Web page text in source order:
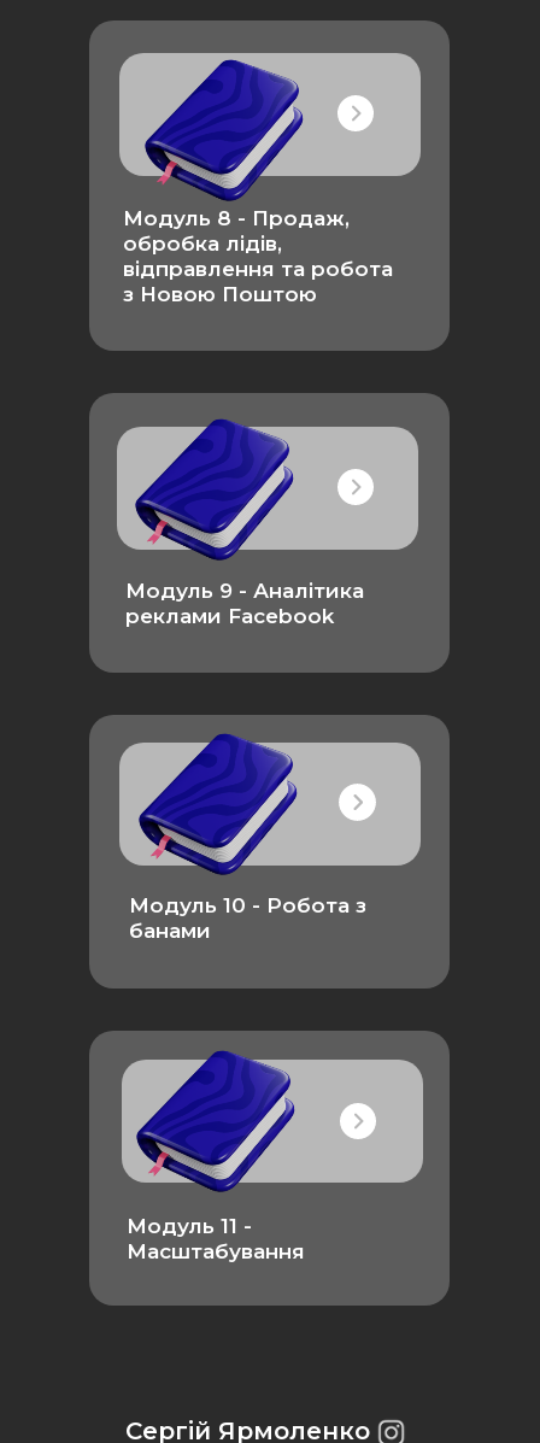
Модуль 8 - Продаж,
обробка лідів,
відправлення та робота
з Новою Поштою
Модуль 9 - Аналітика
реклами Facebook
Модуль 10 - Робота з
банами
Модуль 11 -
Масштабування
Сергій Ярмоленко